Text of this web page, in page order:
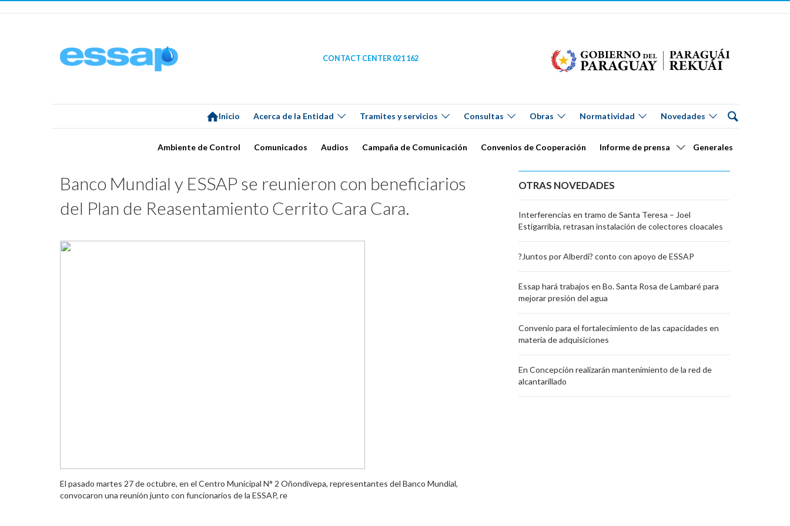
CONTACT CENTER 021 162
Inicio Acerca de la Entidad Tramites y servicios Consultas Obras Normatividad Novedades
Ambiente de Control Comunicados Audios Campaña de Comunicación Convenios de Cooperación Informe de prensa Generales
Banco Mundial y ESSAP se reunieron con beneficiarios
del Plan de Reasentamiento Cerrito Cara Cara.
El pasado martes 27 de octubre, en el Centro Municipal N° 2 Oñondivepa, representantes del Banco Mundial,
convocaron una reunión junto con funcionarios de la ESSAP, re
OTRAS NOVEDADES
Interferencias en tramo de Santa Teresa – Joel
Estigarribia, retrasan instalación de colectores cloacales
?Juntos por Alberdi? conto con apoyo de ESSAP
Essap hará trabajos en Bo. Santa Rosa de Lambaré para
mejorar presión del agua
Convenio para el fortalecimiento de las capacidades en
materia de adquisiciones
En Concepción realizarán mantenimiento de la red de
alcantarillado